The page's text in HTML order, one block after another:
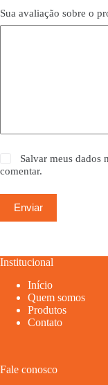
Sua avaliação sobre o
Salvar meus dados
comentar.
Enviar
Institucional
Início
Quem somos
Produtos
Contato
Fale conosco